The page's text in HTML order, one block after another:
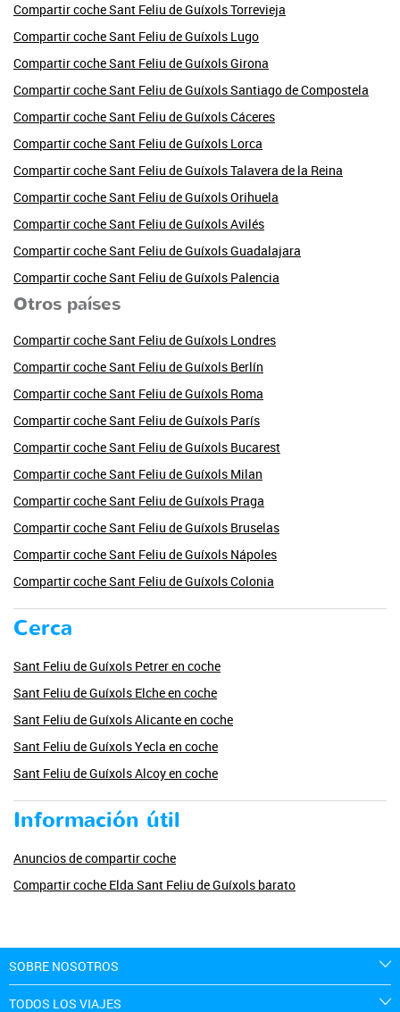
Compartir coche Sant Feliu de Guíxols Torrevieja
Compartir coche Sant Feliu de Guíxols Lugo
Compartir coche Sant Feliu de Guíxols Girona
Compartir coche Sant Feliu de Guíxols Santiago de Compostela
Compartir coche Sant Feliu de Guíxols Cáceres
Compartir coche Sant Feliu de Guíxols Lorca
Compartir coche Sant Feliu de Guíxols Talavera de la Reina
Compartir coche Sant Feliu de Guíxols Orihuela
Compartir coche Sant Feliu de Guíxols Avilés
Compartir coche Sant Feliu de Guíxols Guadalajara
Compartir coche Sant Feliu de Guíxols Palencia
Otros países
Compartir coche Sant Feliu de Guíxols Londres
Compartir coche Sant Feliu de Guíxols Berlín
Compartir coche Sant Feliu de Guíxols Roma
Compartir coche Sant Feliu de Guíxols París
Compartir coche Sant Feliu de Guíxols Bucarest
Compartir coche Sant Feliu de Guíxols Milan
Compartir coche Sant Feliu de Guíxols Praga
Compartir coche Sant Feliu de Guíxols Bruselas
Compartir coche Sant Feliu de Guíxols Nápoles
Compartir coche Sant Feliu de Guíxols Colonia
Cerca
Sant Feliu de Guíxols Petrer en coche
Sant Feliu de Guíxols Elche en coche
Sant Feliu de Guíxols Alicante en coche
Sant Feliu de Guíxols Yecla en coche
Sant Feliu de Guíxols Alcoy en coche
Información útil
Anuncios de compartir coche
Compartir coche Elda Sant Feliu de Guíxols barato
SOBRE NOSOTROS
TODOS LOS VIAJES